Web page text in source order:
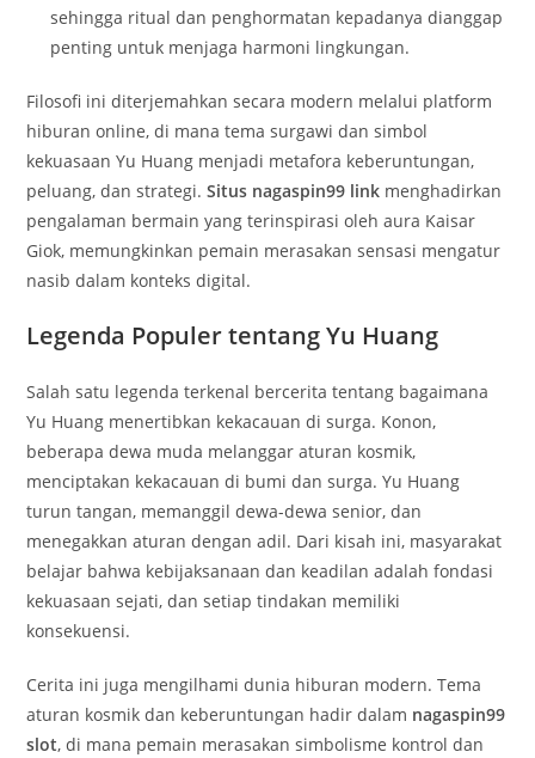
sehingga ritual dan penghormatan kepadanya dianggap
penting untuk menjaga harmoni lingkungan.
Filosofi ini diterjemahkan secara modern melalui platform
hiburan online, di mana tema surgawi dan simbol
kekuasaan Yu Huang menjadi metafora keberuntungan,
peluang, dan strategi.Situs nagaspin99 link menghadirkan
pengalaman bermain yang terinspirasi oleh aura Kaisar
Giok, memungkinkan pemain merasakan sensasi mengatur
nasib dalam konteks digital.
Legenda Populer tentang Yu Huang
Salah satu legenda terkenal bercerita tentang bagaimana
Yu Huang menertibkan kekacauan di surga. Konon,
beberapa dewa muda melanggar aturan kosmik,
menciptakan kekacauan di bumi dan surga. Yu Huang
turun tangan, memanggil dewa-dewa senior, dan
menegakkan aturan dengan adil. Dari kisah ini, masyarakat
belajar bahwa kebijaksanaan dan keadilan adalah fondasi
kekuasaan sejati, dan setiap tindakan memiliki
konsekuensi.
Cerita ini juga mengilhami dunia hiburan modern. Tema
aturan kosmik dan keberuntungan hadir dalam nagaspin99
slot, di mana pemain merasakan simbolisme kontrol dan